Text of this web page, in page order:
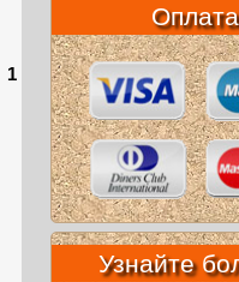
1
Оплата
Узнайте